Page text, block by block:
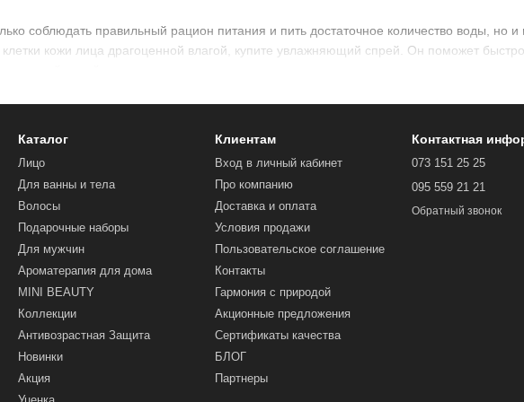
соблюдать правильный рацион питания и пить достаточное количество воды, но и
кожи лица драгоценной влагой, купите увлажняющий спрей. Он поможет
его в следующих случаях:
прогулок;
коже эффекта свечения и упругости;
увлажнения в случаях обострения акне.
макияжа. Мелкие капли спрея, распыленного на лицо с большого расстояния,
можно брать с собой в поездки и путешествия. Косметическим средством в
вымыть руки перед нанесением увлажняющей косметики.
Каталог
Лицо
Для ванны и тела
Волосы
Подарочные наборы
Для мужчин
Ароматерапия для дома
MINI BEAUTY
Коллекции
Антивозрастная Защита
Новинки
Акция
Клиентам
Вход в личный кабинет
Про компанию
Доставка и оплата
Условия продажи
Пользовательское соглашение
Контакты
Гармония с природой
Акционные предложения
Сертификаты качества
БЛОГ
Партнеры
Контактная
073 151 25 25
095 559 21 21
Обратный звонок